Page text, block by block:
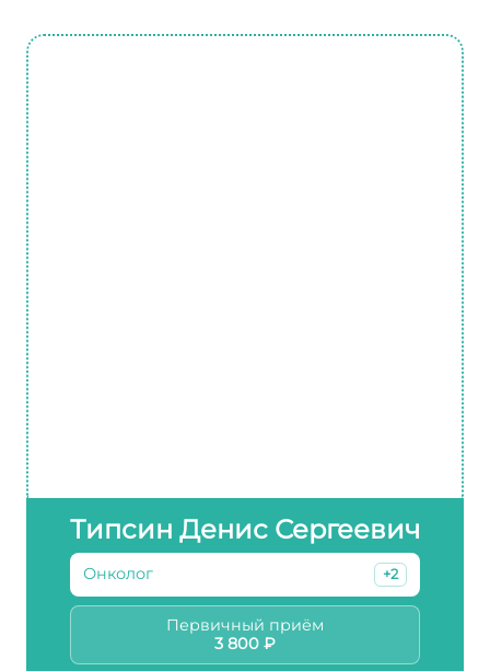
Типсин Денис Сергеевич
Онколог +2
Первичный приём
3 800 ₽